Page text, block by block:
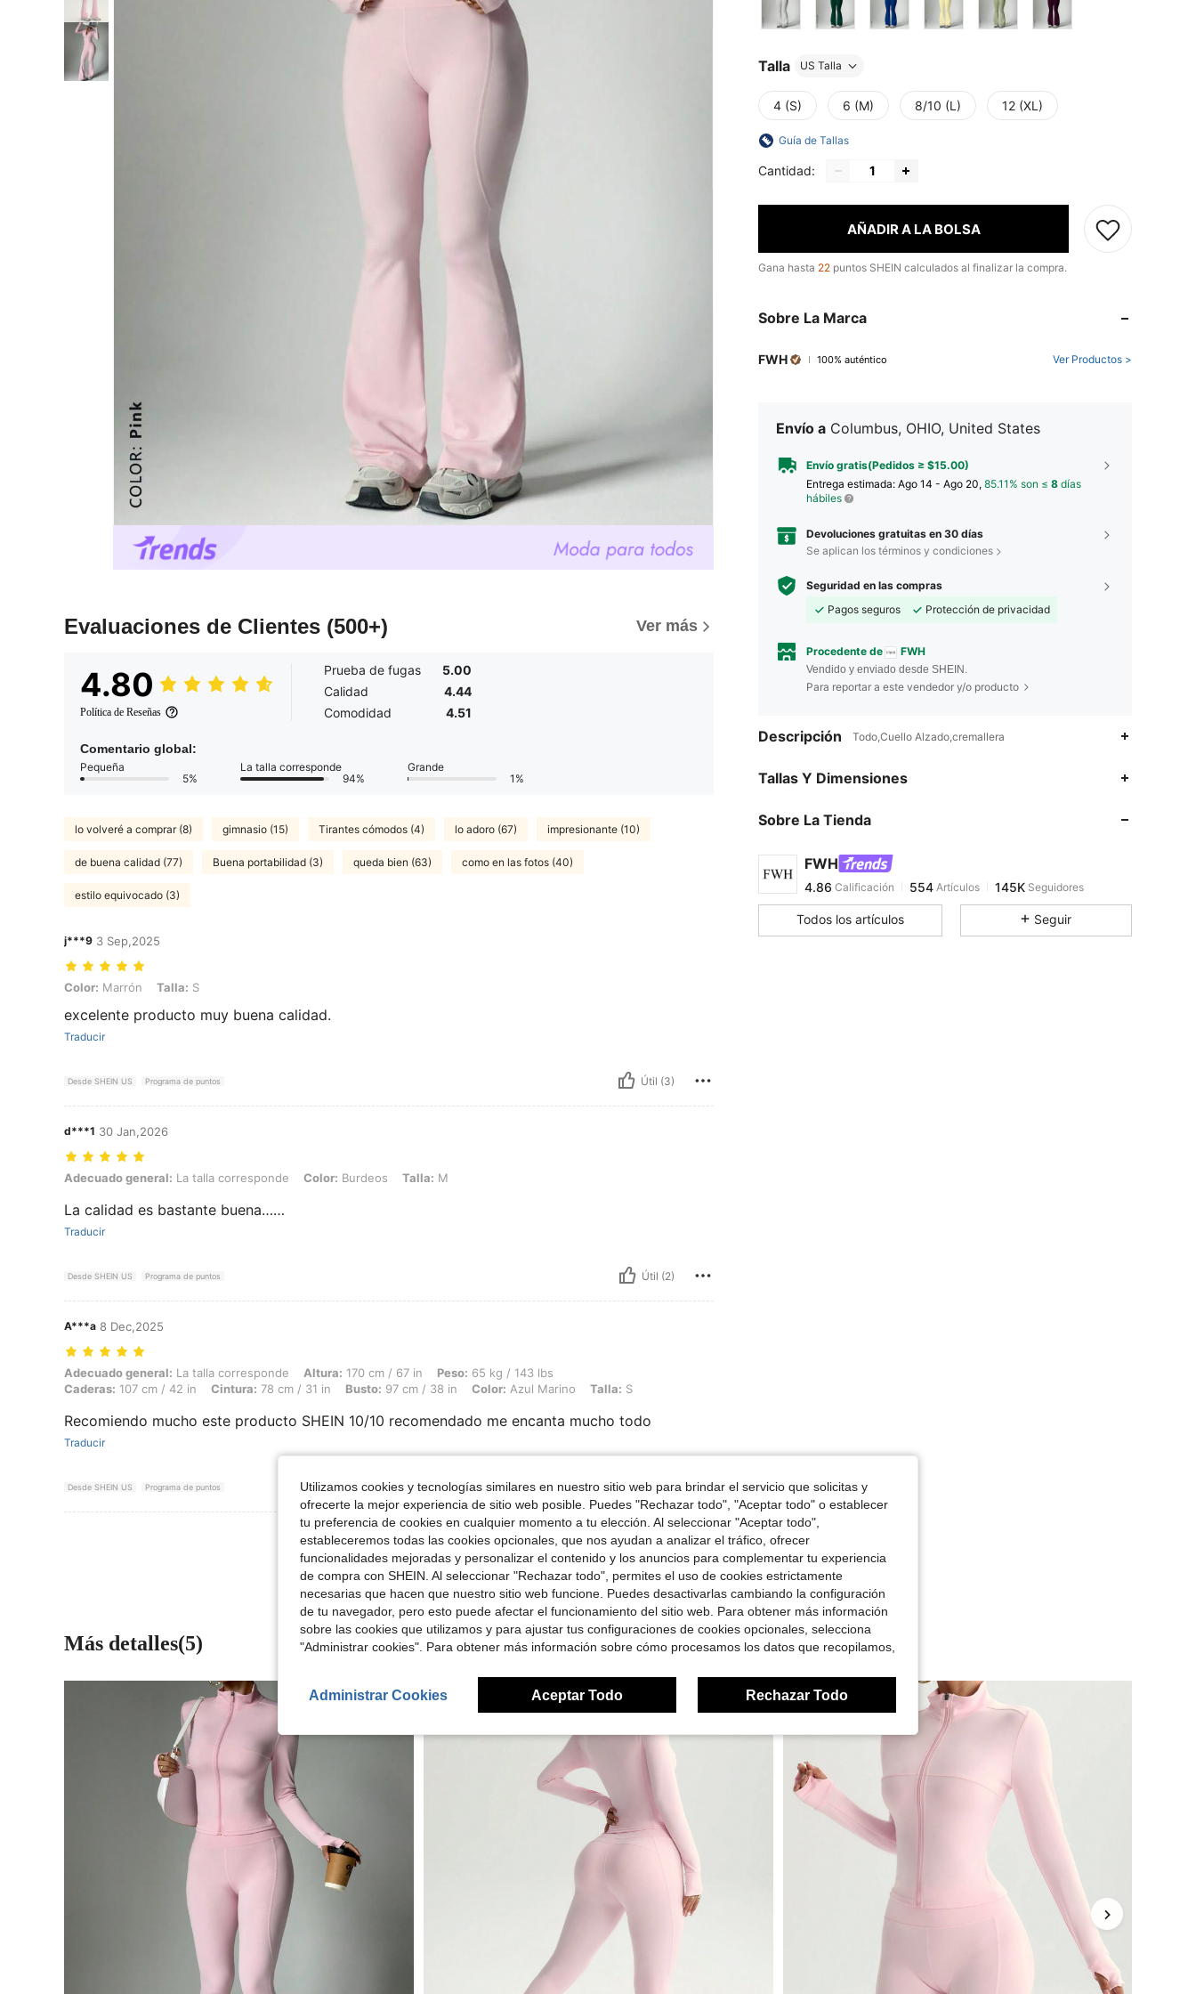
Evaluaciones de Clientes (500+) Ver más
4.80
Política de Reseñas
Prueba de fugas
5.00
Calidad
4.44
Comodidad
4.51
Comentario global:
Pequeña
5%
La talla corresponde
94%
Grande
1%
lo volveré a comprar (8) gimnasio (15) Tirantes cómodos (4) lo adoro (67) impresionante (10)
de buena calidad (77) Buena portabilidad (3) queda bien (63) como en las fotos (40)
estilo equivocado (3)
j***9 3 Sep,2025
Color: Marrón, Talla: S
Color: Marrón Talla: S
excelente producto muy buena calidad.
Traducir
Desde SHEIN US Programa de puntos Útil (3)
d***1 30 Jan,2026
Adecuado general: La talla corresponde, Color: Burdeos, Talla: M
Adecuado general: La talla corresponde Color: Burdeos Talla: M
La calidad es bastante buena……
Traducir
Desde SHEIN US Programa de puntos Útil (2)
A***a 8 Dec,2025
Adecuado general: La talla corresponde, Altura: 170 cm / 67 in, Peso: 65 kg / 143 lbs, Caderas: 107 cm / 42 in, Cintura: 78 cm / 31 in, Busto: 97 cm / 38 in, Color: Azul Marino, Talla: S
Adecuado general: La talla corresponde Altura: 170 cm / 67 in Peso: 65 kg / 143 lbs
Caderas: 107 cm / 42 in Cintura: 78 cm / 31 in Busto: 97 cm / 38 in Color: Azul Marino Talla: S
Recomiendo mucho este producto SHEIN 10/10 recomendado me encanta mucho todo
Traducir
Desde SHEIN US Programa de puntos Útil (1)
Ver Más Reseñas
Talla US Talla
4 (S) 6 (M) 8/10 (L) 12 (XL)
Guía de Tallas
Cantidad:
AÑADIR A LA BOLSA
Gana hasta 22 puntos SHEIN calculados al finalizar la compra.
Sobre La Marca
FWH 100% auténtico Ver Productos >
Envío a Columbus, OHIO, United States
Envío gratis(Pedidos ≥ $15.00)
Entrega estimada: Ago 14 - Ago 20, 85.11% son ≤ 8 días
hábiles
Devoluciones gratuitas en 30 días
Se aplican los términos y condiciones
Seguridad en las compras
Pagos seguros
Protección de privacidad
Procedente de FWH
Vendido y enviado desde SHEIN.
Para reportar a este vendedor y/o producto
Descripción Todo,Cuello Alzado,cremallera
Tallas Y Dimensiones
Sobre La Tienda
FWH
4.86
4.86 Calificación
k***5pagó Hace 6 horas
4.86 145K
Todos los artículos Seguir
Más detalles(5)
Utilizamos cookies y tecnologías similares en nuestro sitio web para brindar el servicio que solicitas y
ofrecerte la mejor experiencia de sitio web posible. Puedes "Rechazar todo", "Aceptar todo" o establecer
tu preferencia de cookies en cualquier momento a tu elección. Al seleccionar "Aceptar todo",
estableceremos todas las cookies opcionales, que nos ayudan a analizar el tráfico, ofrecer
funcionalidades mejoradas y personalizar el contenido y los anuncios para complementar tu experiencia
de compra con SHEIN. Al seleccionar "Rechazar todo", permites el uso de cookies estrictamente
necesarias que hacen que nuestro sitio web funcione. Puedes desactivarlas cambiando la configuración
de tu navegador, pero esto puede afectar el funcionamiento del sitio web. Para obtener más información
sobre las cookies que utilizamos y para ajustar tus configuraciones de cookies opcionales, selecciona
"Administrar cookies". Para obtener más información sobre cómo procesamos los datos que recopilamos,
Administrar Cookies Aceptar Todo Rechazar Todo